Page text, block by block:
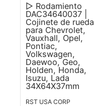
▷ Rodamiento
DAC34640037 |
Cojinete de rueda
para Chevrolet,
Vauxhall, Opel,
Pontiac,
Volkswagen,
Daewoo, Geo,
Holden, Honda,
Isuzu, Lada
34X64X37mm
RST USA CORP